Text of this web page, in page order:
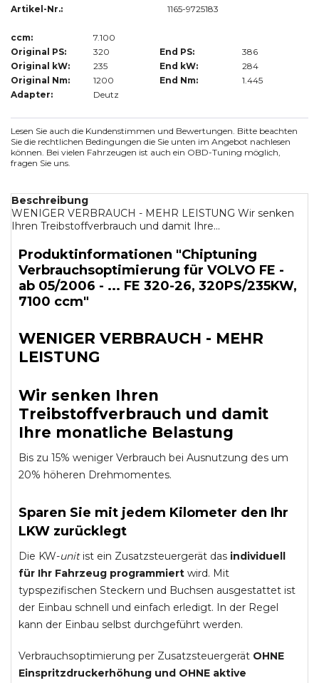
Artikel-Nr.: 1165-9725183
ccm:
7.100
Original PS:
320 End PS:
386
Original kW:
235 End kW:
284
Original Nm:
1200 End Nm:
1.445
Adapter:
Deutz
Lesen Sie auch die Kundenstimmen und Bewertungen. Bitte beachten
Sie die rechtlichen Bedingungen die Sie unten im Angebot nachlesen
können. Bei vielen Fahrzeugen ist auch ein OBD-Tuning möglich,
fragen Sie uns.
Beschreibung
WENIGER VERBRAUCH - MEHR LEISTUNG Wir senken
Ihren Treibstoffverbrauch und damit Ihre...
Produktinformationen "Chiptuning
Verbrauchsoptimierung für VOLVO FE -
ab 05/2006 - ... FE 320-26, 320PS/235KW,
7100 ccm"
WENIGER VERBRAUCH - MEHR
LEISTUNG
Wir senken Ihren
Treibstoffverbrauch und damit
Ihre monatliche Belastung
Bis zu 15% weniger Verbrauch bei Ausnutzung des um
20% höheren Drehmomentes.
Sparen Sie mit jedem Kilometer den Ihr
LKW zurücklegt
Die KW-unitist ein Zusatzsteuergerät das individuell
für Ihr Fahrzeug programmiert wird. Mit
typspezifischen Steckern und Buchsen ausgestattet ist
der Einbau schnell und einfach erledigt. In der Regel
kann der Einbau selbst durchgeführt werden.
Verbrauchsoptimierung per Zusatzsteuergerät OHNE
Einspritzdruckerhöhung und OHNE aktive